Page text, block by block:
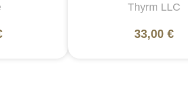
Thyrm LLC
33,00 €